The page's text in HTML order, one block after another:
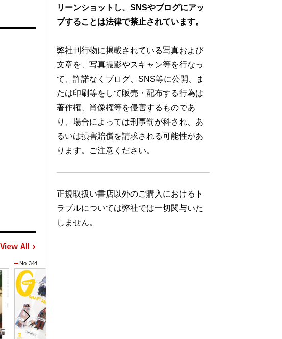
View All
No. 344
リーンショットし、SNSやブログにアッ
プすることは法律で禁止されています。
弊社刊行物に掲載されている写真および
文章を、写真撮影やスキャン等を行なっ
て、許諾なくブログ、SNS等に公開、ま
たは印刷等をして販売・配布する行為は
著作権、肖像権等を侵害するものであ
り、場合によっては刑事罰が科され、あ
るいは損害賠償を請求される可能性があ
ります。ご注意ください。
正規取扱い書店以外のご購入におけるト
ラブルについては弊社では一切関与いた
しません。